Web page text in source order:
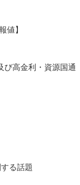
値】
び高金利・資源国通
る話題